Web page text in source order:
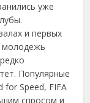
уже
и первых
молодежь
Популярные
for Speed, FIFA
спросом и